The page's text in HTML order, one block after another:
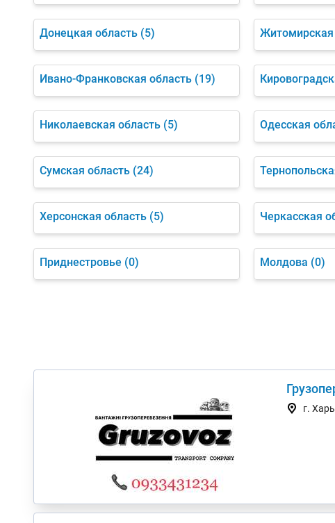
Донецкая область (5) Житомирская
Ивано-Франковская область (19)
Николаевская область (5) Одесская
Сумская область (24)
Херсонская область (5) Черкасская
Приднестровье (0) Молдова (0)
г.